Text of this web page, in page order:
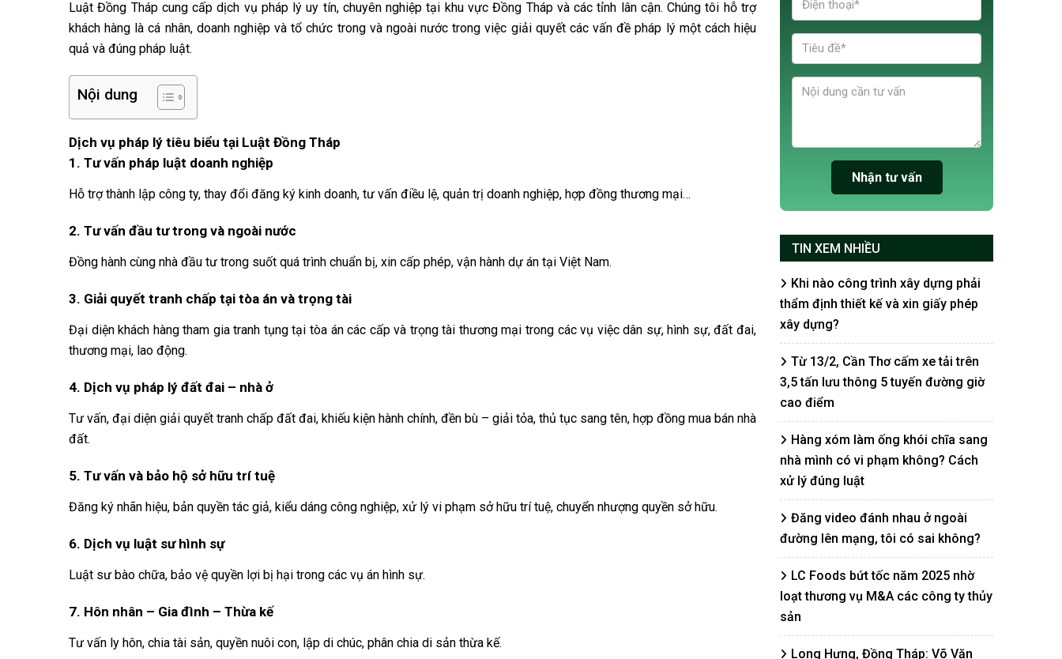
Luật Đồng Tháp cung cấp dịch vụ pháp lý uy tín, chuyên nghiệp tại khu vực Đồng Tháp và các tỉnh lân cận. Chúng tôi hỗ trợ
khách hàng là cá nhân, doanh nghiệp và tổ chức trong và ngoài nước trong việc giải quyết các vấn đề pháp lý một cách hiệu
quả và đúng pháp luật.
Nội dung
Dịch vụ pháp lý tiêu biểu tại Luật Đồng Tháp
1. Tư vấn pháp luật doanh nghiệp
Hỗ trợ thành lập công ty, thay đổi đăng ký kinh doanh, tư vấn điều lệ, quản trị doanh nghiệp, hợp đồng thương mại…
2. Tư vấn đầu tư trong và ngoài nước
Đồng hành cùng nhà đầu tư trong suốt quá trình chuẩn bị, xin cấp phép, vận hành dự án tại Việt Nam.
3. Giải quyết tranh chấp tại tòa án và trọng tài
Đại diện khách hàng tham gia tranh tụng tại tòa án các cấp và trọng tài thương mại trong các vụ việc dân sự, hình sự, đất đai,
thương mại, lao động.
4. Dịch vụ pháp lý đất đai – nhà ở
Tư vấn, đại diện giải quyết tranh chấp đất đai, khiếu kiện hành chính, đền bù – giải tỏa, thủ tục sang tên, hợp đồng mua bán nhà
đất.
5. Tư vấn và bảo hộ sở hữu trí tuệ
Đăng ký nhãn hiệu, bản quyền tác giả, kiểu dáng công nghiệp, xử lý vi phạm sở hữu trí tuệ, chuyển nhượng quyền sở hữu.
6. Dịch vụ luật sư hình sự
Luật sư bào chữa, bảo vệ quyền lợi bị hại trong các vụ án hình sự.
7. Hôn nhân – Gia đình – Thừa kế
Tư vấn ly hôn, chia tài sản, quyền nuôi con, lập di chúc, phân chia di sản thừa kế.
TIN XEM NHIỀU
Khi nào công trình xây dựng phải
thẩm định thiết kế và xin giấy phép
xây dựng?
Từ 13/2, Cần Thơ cấm xe tải trên
3,5 tấn lưu thông 5 tuyến đường giờ
cao điểm
Hàng xóm làm ống khói chĩa sang
nhà mình có vi phạm không? Cách
xử lý đúng luật
Đăng video đánh nhau ở ngoài
đường lên mạng, tôi có sai không?
LC Foods bứt tốc năm 2025 nhờ
loạt thương vụ M&A các công ty thủy
sản
Long Hưng, Đồng Tháp: Võ Văn